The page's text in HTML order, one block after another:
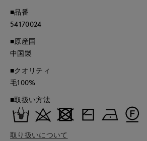
■品番
54170024
■原産国
中国製
■クオリティ
毛100%
■取扱い方法
取り扱いについて